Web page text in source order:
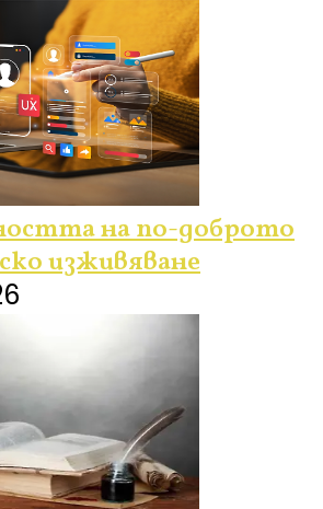
на по-доброто
изживяване